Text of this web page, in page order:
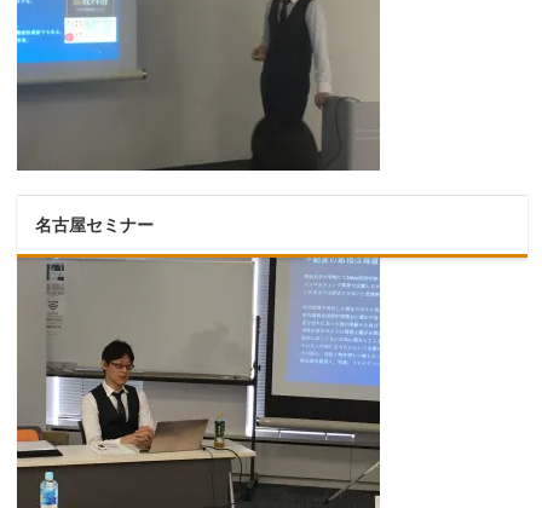
名古屋セミナー